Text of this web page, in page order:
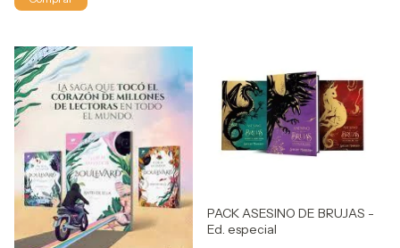
PACK ASESINO DE BRUJAS -
Ed. especial